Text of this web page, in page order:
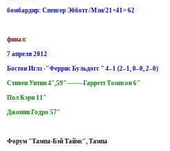
бомбардир: Спенсер Эбботт /Мэн/21+41= 62
финал:
7 апреля 2012
Бостон Иглз -"Феррис Бульдогс " 4–1 (2–1, 0–0, 2–0)
Стивен Уитни 4",59"--------Гарретт Томпсон 6"
Пол Кэри 11"
Джонни Годро 57"
Форум "Тампа-Бэй Таймс", Тампа